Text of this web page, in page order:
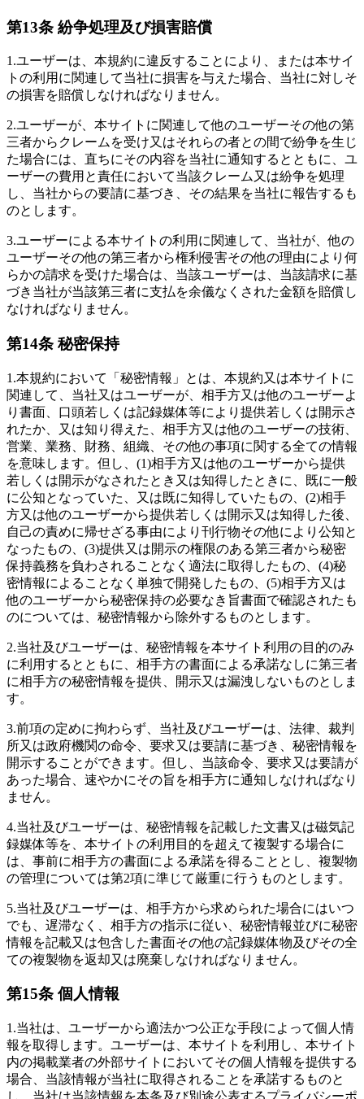
第13条 紛争処理及び損害賠償
1.ユーザーは、本規約に違反することにより、または本サイ
トの利用に関連して当社に損害を与えた場合、当社に対しそ
の損害を賠償しなければなりません。
2.ユーザーが、本サイトに関連して他のユーザーその他の第
三者からクレームを受け又はそれらの者との間で紛争を生じ
た場合には、直ちにその内容を当社に通知するとともに、ユ
ーザーの費用と責任において当該クレーム又は紛争を処理
し、当社からの要請に基づき、その結果を当社に報告するも
のとします。
3.ユーザーによる本サイトの利用に関連して、当社が、他の
ユーザーその他の第三者から権利侵害その他の理由により何
らかの請求を受けた場合は、当該ユーザーは、当該請求に基
づき当社が当該第三者に支払を余儀なくされた金額を賠償し
なければなりません。
第14条 秘密保持
1.本規約において「秘密情報」とは、本規約又は本サイトに
関連して、当社又はユーザーが、相手方又は他のユーザーよ
り書面、口頭若しくは記録媒体等により提供若しくは開示さ
れたか、又は知り得えた、相手方又は他のユーザーの技術、
営業、業務、財務、組織、その他の事項に関する全ての情報
を意味します。但し、(1)相手方又は他のユーザーから提供
若しくは開示がなされたとき又は知得したときに、既に一般
に公知となっていた、又は既に知得していたもの、(2)相手
方又は他のユーザーから提供若しくは開示又は知得した後、
自己の責めに帰せざる事由により刊行物その他により公知と
なったもの、(3)提供又は開示の権限のある第三者から秘密
保持義務を負わされることなく適法に取得したもの、(4)秘
密情報によることなく単独で開発したもの、(5)相手方又は
他のユーザーから秘密保持の必要なき旨書面で確認されたも
のについては、秘密情報から除外するものとします。
2.当社及びユーザーは、秘密情報を本サイト利用の目的のみ
に利用するとともに、相手方の書面による承諾なしに第三者
に相手方の秘密情報を提供、開示又は漏洩しないものとしま
す。
3.前項の定めに拘わらず、当社及びユーザーは、法律、裁判
所又は政府機関の命令、要求又は要請に基づき、秘密情報を
開示することができます。但し、当該命令、要求又は要請が
あった場合、速やかにその旨を相手方に通知しなければなり
ません。
4.当社及びユーザーは、秘密情報を記載した文書又は磁気記
録媒体等を、本サイトの利用目的を超えて複製する場合に
は、事前に相手方の書面による承諾を得ることとし、複製物
の管理については第2項に準じて厳重に行うものとします。
5.当社及びユーザーは、相手方から求められた場合にはいつ
でも、遅滞なく、相手方の指示に従い、秘密情報並びに秘密
情報を記載又は包含した書面その他の記録媒体物及びその全
ての複製物を返却又は廃棄しなければなりません。
第15条 個人情報
1.当社は、ユーザーから適法かつ公正な手段によって個人情
報を取得します。ユーザーは、本サイトを利用し、本サイト
内の掲載業者の外部サイトにおいてその個人情報を提供する
場合、当該情報が当社に取得されることを承諾するものと